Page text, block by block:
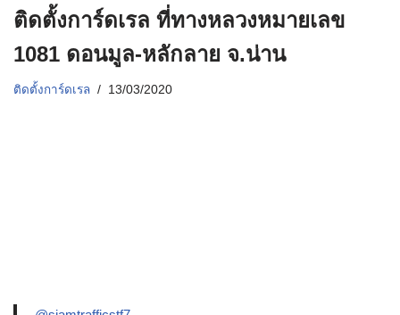
ติดตั้งการ์ดเรล ที่ทางหลวงหมายเลข
1081 ดอนมูล-หลักลาย จ.น่าน
ติดตั้งการ์ดเรล 13/03/2020